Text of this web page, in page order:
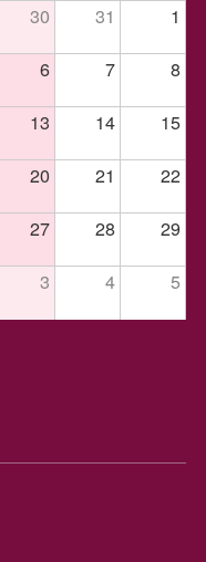
30 31
1
6 7 8
13 14
15
20 21
22
27 28
29
3 4 5